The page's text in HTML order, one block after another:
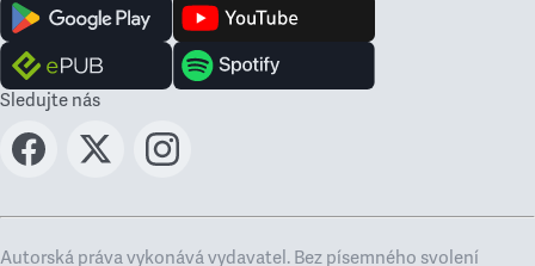
Sledujte nás
Autorská práva vykonává vydavatel. Bez písemného svolení